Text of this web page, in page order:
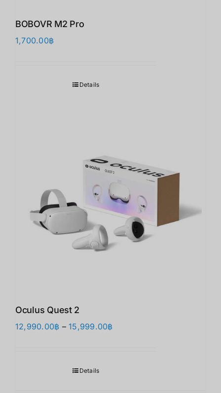
BOBOVR M2 Pro
1,700.00฿
Details
Oculus Quest 2
12,990.00฿ –15,999.00฿
Details